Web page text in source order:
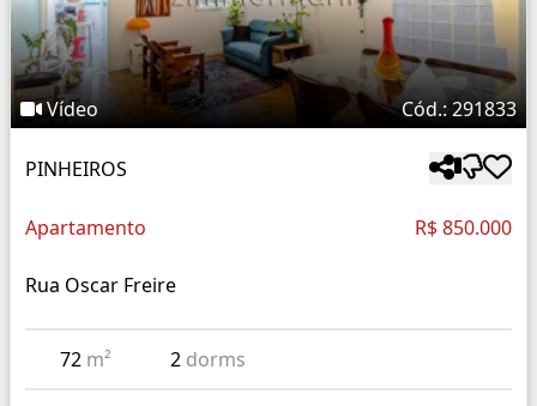
Vídeo Cód.: 291833
PINHEIROS
Apartamento R$ 850.000
Rua Oscar Freire
72 m² 2 dorms